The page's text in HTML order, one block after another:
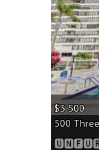
$3 500
500